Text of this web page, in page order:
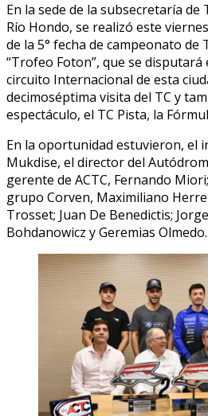
En la sede de la subsecretaría
Río Hondo, se realizó este
de la 5° fecha de campeonato
“Trofeo Foton”, que se disputará
circuito Internacional de esta
decimoséptima visita del TC y
espectáculo, el TC Pista, la
En la oportunidad estuvieron, el
Mukdise, el director del
gerente de ACTC, Fernando
grupo Corven, Maximiliano
Trosset; Juan De Benedictis;
Bohdanowicz y Geremias Olmedo.